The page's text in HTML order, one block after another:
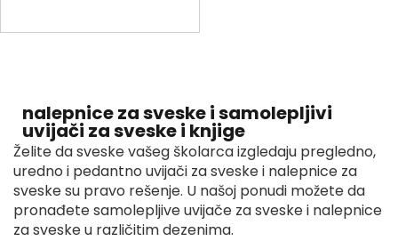
nalepnice za sveske i samolepljivi
uvijači za sveske i knjige
Želite da sveske vašeg školarca izgledaju pregledno,
uredno i pedantno uvijači za sveske i nalepnice za
sveske su pravo rešenje. U našoj ponudi možete da
pronađete samolepljive uvijače za sveske i nalepnice
za sveske u različitim dezenima.